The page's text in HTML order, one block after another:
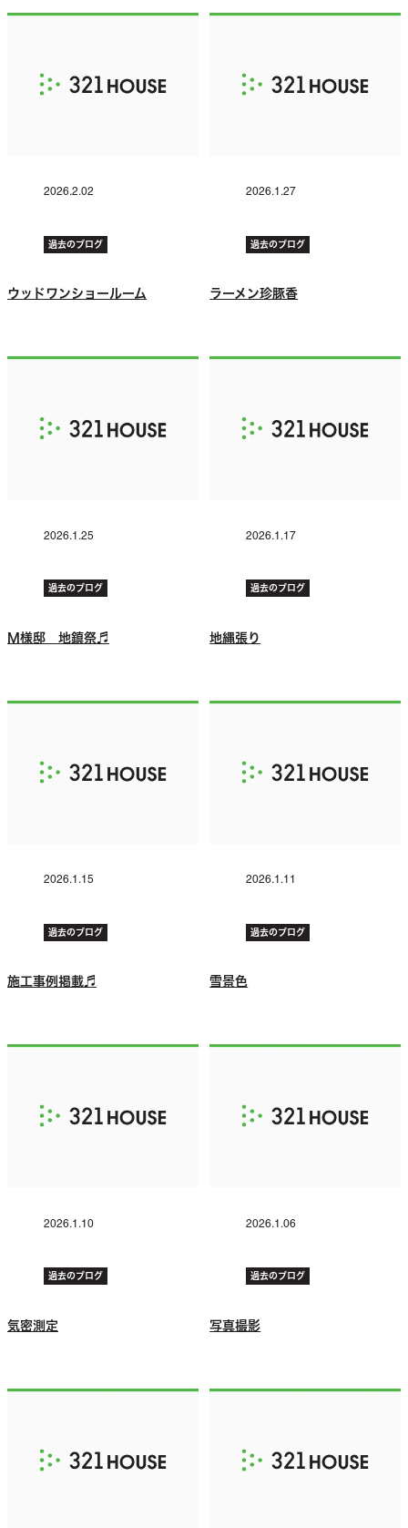
2026.2.02
過去のブログ
ウッドワンショールーム
2026.1.27
過去のブログ
ラーメン珍豚香
2026.1.25
過去のブログ
M様邸 地鎮祭♬
2026.1.17
過去のブログ
地縄張り
2026.1.15
過去のブログ
施工事例掲載♬
2026.1.11
過去のブログ
雪景色
2026.1.10
過去のブログ
気密測定
2026.1.06
過去のブログ
写真撮影